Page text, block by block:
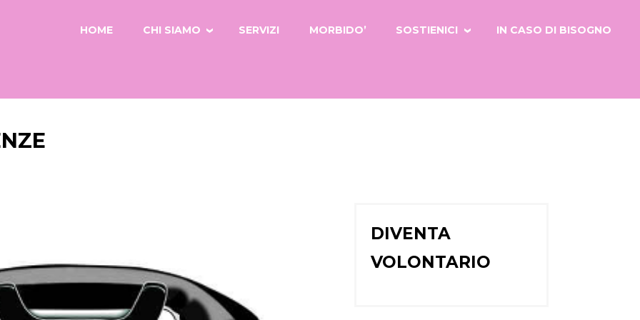
HOME CHI SIAMO SERVIZI MORBIDO’ SOSTIENICI IN CASO DI BISOGNO
DIVENTA
VOLONTARIO